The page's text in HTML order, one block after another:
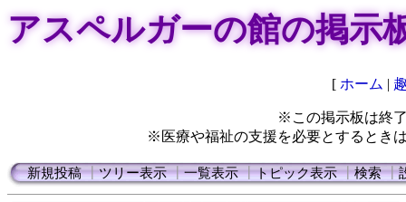
アスペルガーの館の掲示
[ ホーム |
※この掲示板は終
※医療や福祉の支援を必要とするとき
新規投稿┃ツリー表示┃一覧表示┃トピック表示┃検索┃